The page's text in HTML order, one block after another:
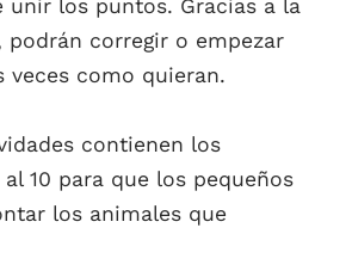
unir los puntos. Gracias a la
corregir o empezar
veces como quieran.
contienen los
10 para que los pequeños
los animales que